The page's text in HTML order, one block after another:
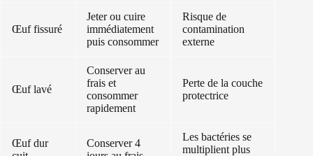
Œuf fissuré
Jeter ou cuire
immédiatement
puis consommer
Risque de
contamination
externe
Œuf lavé
Conserver au
frais et
consommer
rapidement
Perte de la couche
protectrice
Œuf dur
Conserver 4
Les bactéries se
multiplient plus